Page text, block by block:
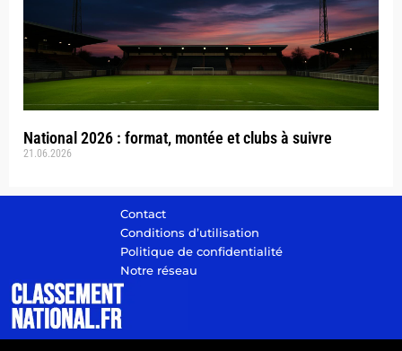
National 2026 : format, montée et clubs à suivre
21.06.2026
Contact
Conditions d’utilisation
Politique de confidentialité
Notre réseau